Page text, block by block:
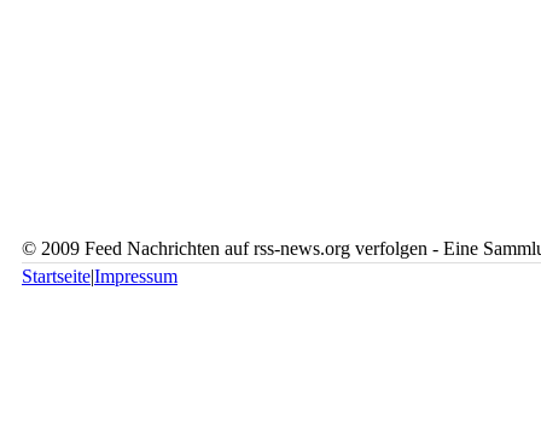
© 2009 Feed Nachrichten auf rss-news.org verfolgen - Eine
Startseite|Impressum